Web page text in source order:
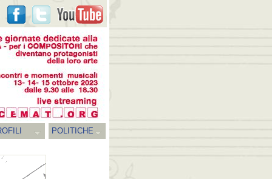
POLITICHE